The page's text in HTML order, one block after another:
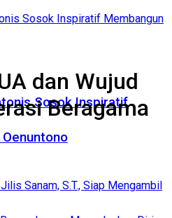
Sosok Inspiratif
dan Wujud
Beragama